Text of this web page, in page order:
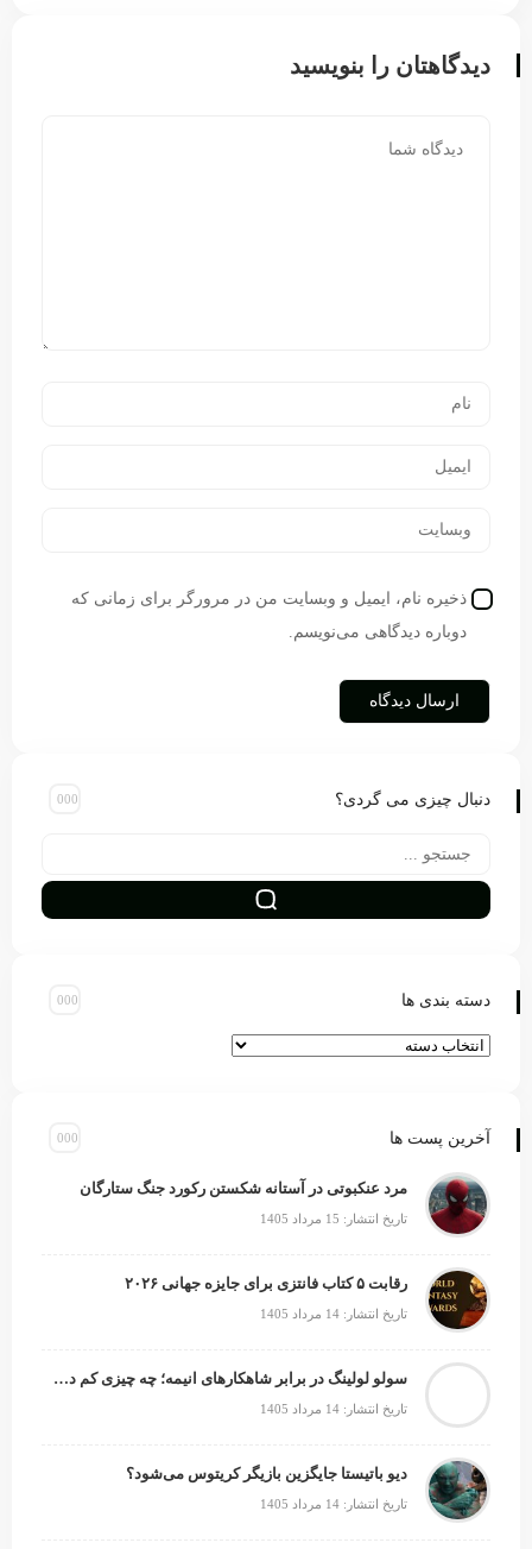
دیدگاهتان را بنویسید
ذخیره نام، ایمیل و وبسایت من در مرورگر برای زمانی که
دوباره دیدگاهی می‌نویسم.
دنبال چیزی می گردی؟
دسته بندی ها
آخرین پست ها
مرد عنکبوتی در آستانه شکستن رکورد جنگ ستارگان
تاریخ انتشار: 15 مرداد 1405
رقابت ۵ کتاب فانتزی برای جایزه جهانی ۲۰۲۶
تاریخ انتشار: 14 مرداد 1405
سولو لولینگ در برابر شاهکارهای انیمه؛ چه چیزی کم دارد؟
تاریخ انتشار: 14 مرداد 1405
دیو باتیستا جایگزین بازیگر کریتوس می‌شود؟
تاریخ انتشار: 14 مرداد 1405